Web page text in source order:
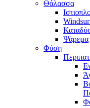
Θάλασσα
Ψάρεμα
Φύση